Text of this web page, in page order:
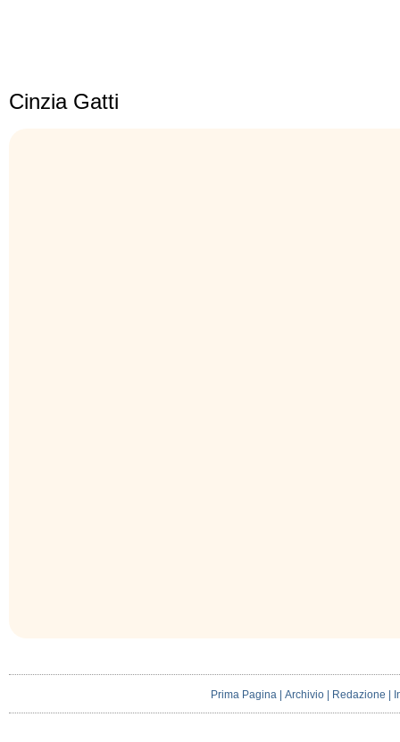
Cinzia Gatti
Prima Pagina |Archivio Redazione